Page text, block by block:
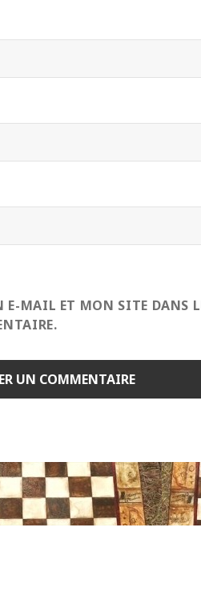
MAIL ET MON SITE DANS